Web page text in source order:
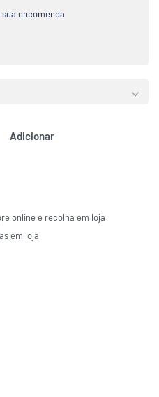
encomenda
Adicionar
online e recolha em loja
em loja